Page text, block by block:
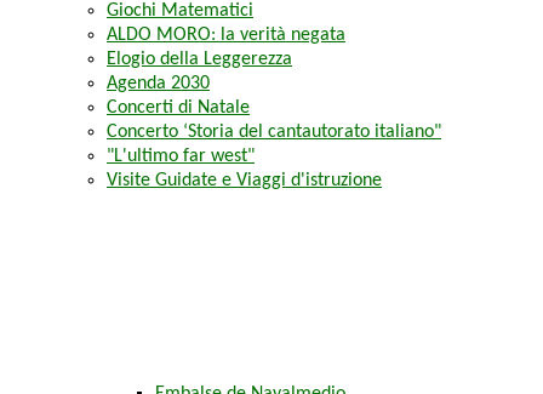
Giochi Matematici
ALDO MORO: la verità negata
Elogio della Leggerezza
Agenda 2030
Concerti di Natale
Concerto ‘Storia del cantautorato italiano"
"L'ultimo far west"
Visite Guidate e Viaggi d'istruzione